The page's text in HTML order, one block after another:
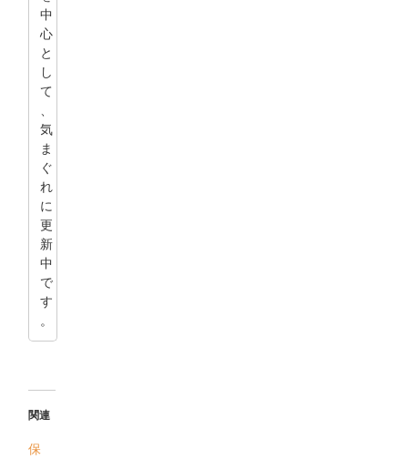
中
心
と
し
て
、
気
ま
ぐ
れ
に
更
新
中
で
す
。
関連
保